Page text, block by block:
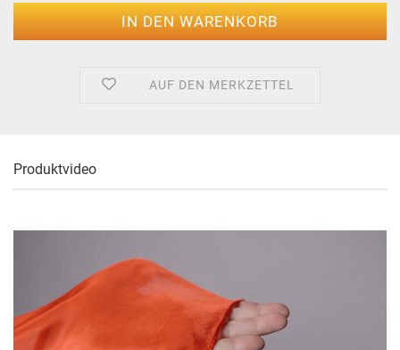
AUF DEN MERKZETTEL
Produktvideo